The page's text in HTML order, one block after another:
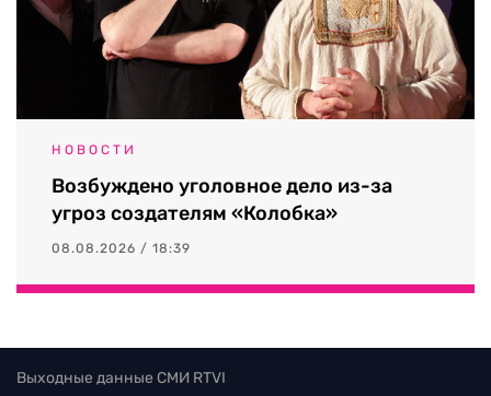
НОВОСТИ
Возбуждено уголовное дело из-за
угроз создателям «Колобка»
08.08.2026 / 18:39
Выходные данные СМИ RTVI